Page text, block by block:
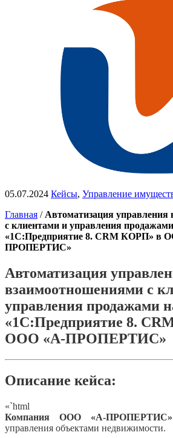
05.07.2024 Кейсы, Управление
Главная / Автоматизация
с клиентами и управления
«1С:Предприятие 8. CRM КОРП» в
ПРОПЕРТИС»
Автоматизация
взаимоотношениями с
управления продажами
«1С:Предприятие 8.
ООО «А-ПРОПЕРТИС»
Описание кейса:
«`html
Компания ООО «А-ПРОПЕРТИС»
управления объектами недвижимости.